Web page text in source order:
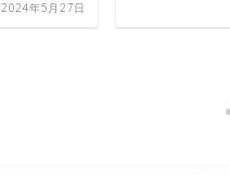
2024年5月27日